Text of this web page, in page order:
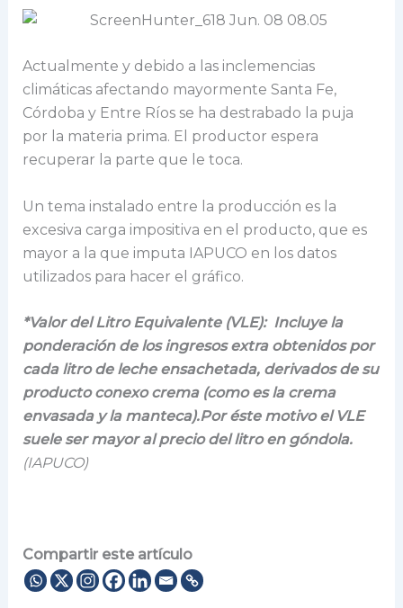
Actualmente y debido a las inclemencias
climáticas afectando mayormente Santa Fe,
Córdoba y Entre Ríos se ha destrabado la puja
por la materia prima. El productor espera
recuperar la parte que le toca.
Un tema instalado entre la producción es la
excesiva carga impositiva en el producto, que es
mayor a la que imputa IAPUCO en los datos
utilizados para hacer el gráfico.
*Valor del Litro Equivalente (VLE): Incluye la
ponderación de los ingresos extra obtenidos por
cada litro de leche ensachetada, derivados de su
producto conexo crema (como es la crema
envasada y la manteca).Por éste motivo el VLE
suele ser mayor al precio del litro en góndola.
(IAPUCO)
Compartir este artículo